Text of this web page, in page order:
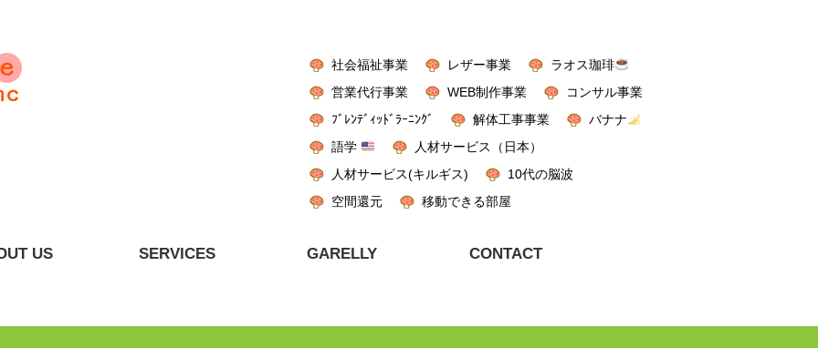
社会福祉事業 レザー事業
ラオス珈琲
営業代行事業
WEB制作事業
コンサル事業
ﾌﾞﾚﾝﾃﾞｨｯﾄﾞﾗｰﾆﾝｸﾞ
解体工事事業
バナナ
語学
人材サービス（日本）
人材サービス(キルギス)
10代の脳波
空間還元
移動できる部屋
US SERVICES GARELLY CONTACT